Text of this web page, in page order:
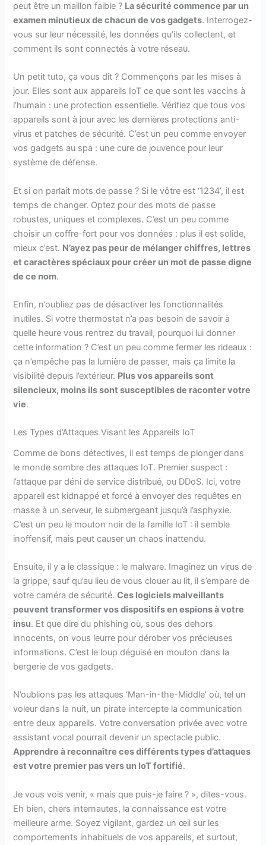
peut être un maillon faible ? La sécurité commence par un
examen minutieux de chacun de vos gadgets. Interrogez-
vous sur leur nécessité, les données qu’ils collectent, et
comment ils sont connectés à votre réseau.
Un petit tuto, ça vous dit ? Commençons par les mises à
jour. Elles sont aux appareils IoT ce que sont les vaccins à
l’humain : une protection essentielle. Vérifiez que tous vos
appareils sont à jour avec les dernières protections anti-
virus et patches de sécurité. C’est un peu comme envoyer
vos gadgets au spa : une cure de jouvence pour leur
système de défense.
Et si on parlait mots de passe ? Si le vôtre est ‘1234’, il est
temps de changer. Optez pour des mots de passe
robustes, uniques et complexes. C’est un peu comme
choisir un coffre-fort pour vos données : plus il est solide,
mieux c’est. N’ayez pas peur de mélanger chiffres, lettres
et caractères spéciaux pour créer un mot de passe digne
de ce nom.
Enfin, n’oubliez pas de désactiver les fonctionnalités
inutiles. Si votre thermostat n’a pas besoin de savoir à
quelle heure vous rentrez du travail, pourquoi lui donner
cette information ? C’est un peu comme fermer les rideaux :
ça n’empêche pas la lumière de passer, mais ça limite la
visibilité depuis l’extérieur. Plus vos appareils sont
silencieux, moins ils sont susceptibles de raconter votre
vie.
Les Types d’Attaques Visant les Appareils IoT
Comme de bons détectives, il est temps de plonger dans
le monde sombre des attaques IoT. Premier suspect :
l’attaque par déni de service distribué, ou DDoS. Ici, votre
appareil est kidnappé et forcé à envoyer des requêtes en
masse à un serveur, le submergeant jusqu’à l’asphyxie.
C’est un peu le mouton noir de la famille IoT : il semble
inoffensif, mais peut causer un chaos inattendu.
Ensuite, il y a le classique : le malware. Imaginez un virus de
la grippe, sauf qu’au lieu de vous clouer au lit, il s’empare de
votre caméra de sécurité.Ces logiciels malveillants
peuvent transformer vos dispositifs en espions à votre
insu. Et que dire du phishing où, sous des dehors
innocents, on vous leurre pour dérober vos précieuses
informations. C’est le loup déguisé en mouton dans la
bergerie de vos gadgets.
N’oublions pas les attaques ‘Man-in-the-Middle’ où, tel un
voleur dans la nuit, un pirate intercepte la communication
entre deux appareils. Votre conversation privée avec votre
assistant vocal pourrait devenir un spectacle public.
Apprendre à reconnaître ces différents types d’attaques
est votre premier pas vers un IoT fortifié.
Je vous vois venir, « mais que puis-je faire ? », dites-vous.
Eh bien, chers internautes, la connaissance est votre
meilleure arme. Soyez vigilant, gardez un œil sur les
comportements inhabituels de vos appareils, et surtout,